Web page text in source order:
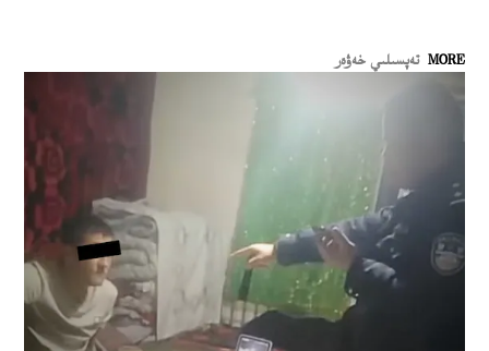
MORE تەپسىلىي خەۋەر